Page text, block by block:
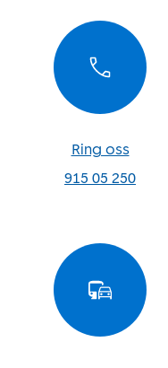
Ring oss
915 05 250